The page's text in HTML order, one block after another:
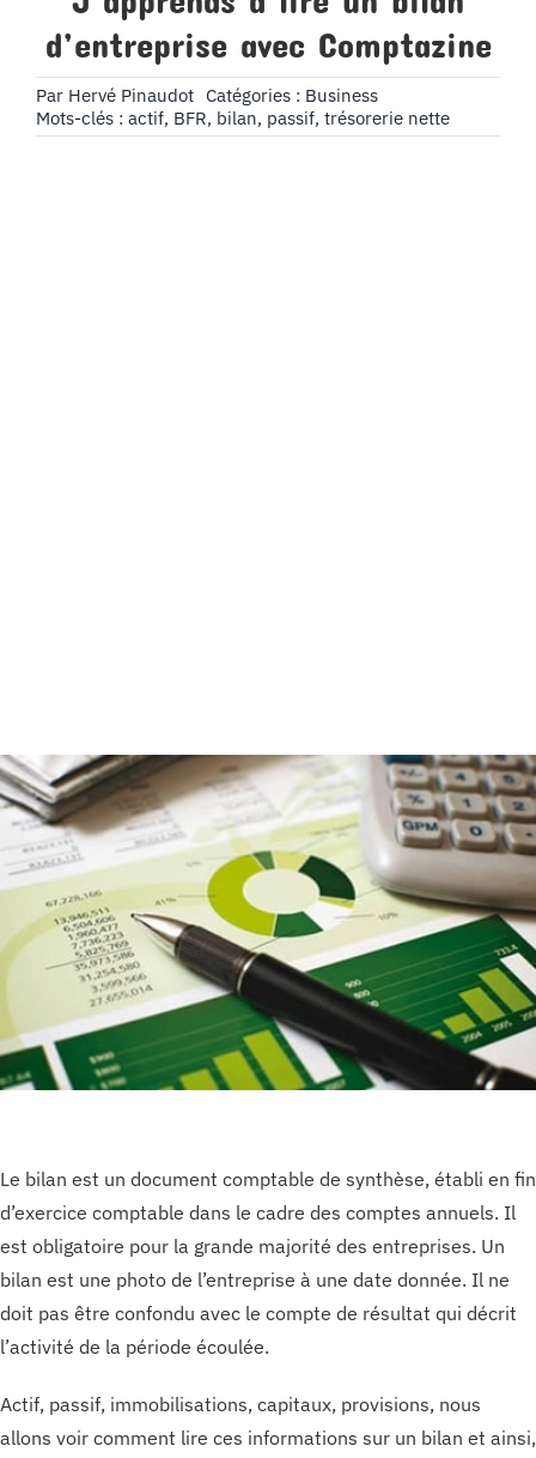
d’entreprise avec Comptazine
Par Hervé Pinaudot Catégories : Business
Mots-clés : actif, BFR, bilan, passif, trésorerie nette
Le bilan est un document comptable de synthèse, établi en fin
d’exercice comptable dans le cadre des comptes annuels. Il
est obligatoire pour la grande majorité des entreprises. Un
bilan est une photo de l’entreprise à une date donnée. Il ne
doit pas être confondu avec le compte de résultat qui décrit
l’activité de la période écoulée.
Actif, passif, immobilisations, capitaux, provisions, nous
allons voir comment lire ces informations sur un bilan et ainsi,